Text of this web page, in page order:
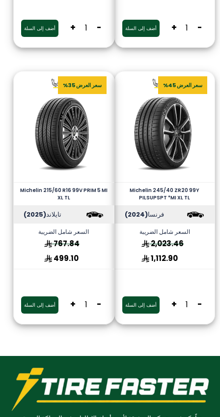
-
+ أضف إلى السلة -
+ أضف إلى السلة
سعر العرض 45%
Michelin 245/40 ZR20 99Y
PILSUPSPT *MI XL TL
فرنسا(2024)
السعر شامل الضريبة
2,023.46
1,112.90
-
+ أضف إلى السلة
سعر العرض 35%
Michelin 215/60 R16 99V PRIM 5 MI
XL TL
تايلاند(2025)
السعر شامل الضريبة
767.84
499.10
-
+ أضف إلى السلة